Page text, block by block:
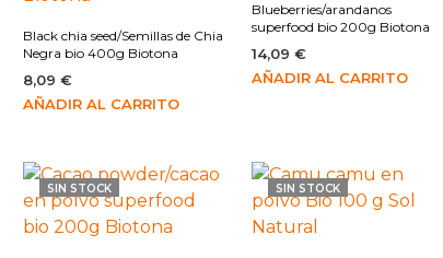
Black chia seed/Semillas de Chia
Negra bio 400g Biotona
8,09€
AÑADIR AL CARRITO
Blueberries/arandanos
superfood bio 200g Biotona
14,09 €
AÑADIR AL CARRITO
SIN STOCK SIN STOCK